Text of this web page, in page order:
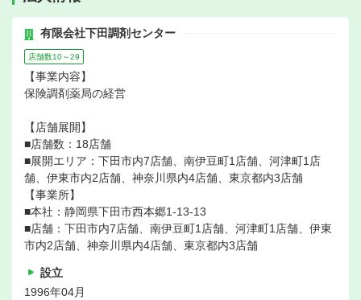
有限会社下田調剤センター
店舗数10～29
【事業内容】
保険調剤薬局の経営
【店舗展開】
■店舗数：18店舗
■展開エリア：下田市内7店舗、南伊豆町1店舗、河津町1店
舗、伊東市内2店舗、神奈川県内4店舗、東京都内3店舗
【事業所】
■本社：静岡県下田市西本郷1-13-13
■店舗：下田市内7店舗、南伊豆町1店舗、河津町1店舗、伊東
市内2店舗、神奈川県内4店舗、東京都内3店舗
設立
1996年04月